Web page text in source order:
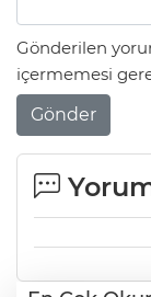
Gönderilen
içermemesi
Gönder